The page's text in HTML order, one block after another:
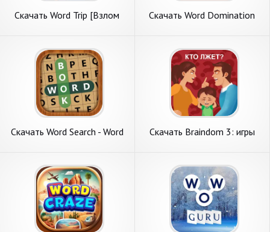
Скачать Word Trip [Взлом
Скачать Word Domination
Скачать Word Search - Word
Скачать Braindom 3: игры
на Андроид